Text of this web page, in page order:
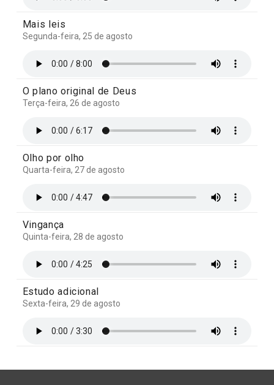
Mais leis
Segunda-feira, 25 de agosto
O plano original de Deus
Terça-feira, 26 de agosto
Olho por olho
Quarta-feira, 27 de agosto
Vingança
Quinta-feira, 28 de agosto
Estudo adicional
Sexta-feira, 29 de agosto